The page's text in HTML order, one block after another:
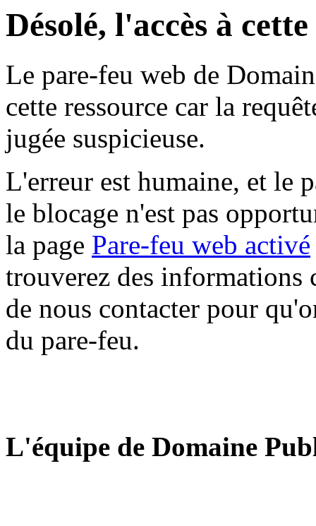
Désolé, l'accès à
Le pare-feu web de
cette ressource car la
jugée suspicieuse.
L'erreur est humaine, et le
le blocage n'est pas
la page Pare-feu web activé
trouverez des informations
de nous contacter pour
du pare-feu.
L'équipe de Domaine